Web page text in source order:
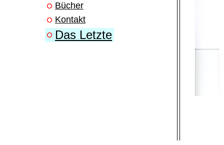
Bücher
Kontakt
Das Letzte